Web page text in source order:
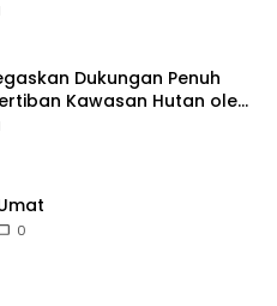
Dukungan Penuh
Kawasan Hutan oleh
0